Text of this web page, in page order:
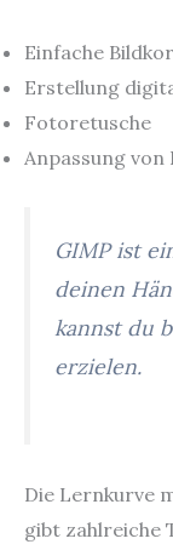
Einfache
Erstellung
Fotoretusche
Anpassung von
GIMP ist
deinen
kannst du
erzielen.
Die Lernkurve
gibt zahlreiche